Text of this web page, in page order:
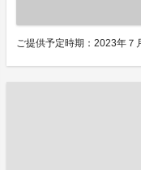
ご提供予定時期：2023年７